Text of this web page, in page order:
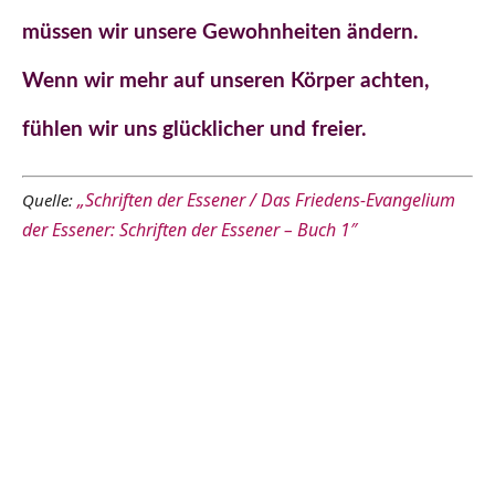
müssen wir unsere Gewohnheiten ändern.
Wenn wir mehr auf unseren Körper achten,
fühlen wir uns glücklicher und freier.
Quelle: „Schriften der Essener / Das Friedens-Evangelium
der Essener: Schriften der Essener – Buch 1″